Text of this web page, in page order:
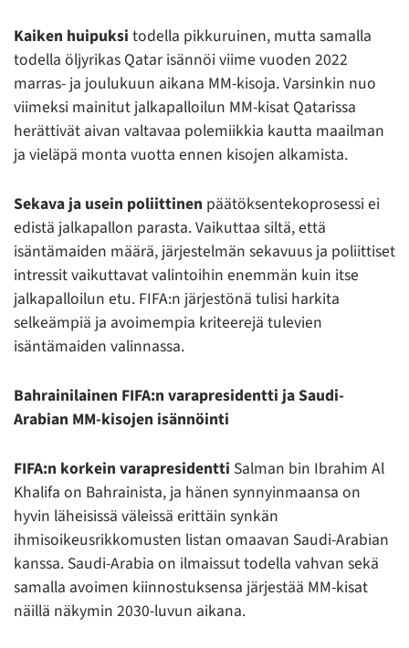
Kaiken huipuksi todella pikkuruinen, mutta samalla
todella öljyrikas Qatar isännöi viime vuoden 2022
marras- ja joulukuun aikana MM-kisoja. Varsinkin nuo
viimeksi mainitut jalkapalloilun MM-kisat Qatarissa
herättivät aivan valtavaa polemiikkia kautta maailman
ja vieläpä monta vuotta ennen kisojen alkamista.
Sekava ja usein poliittinen päätöksentekoprosessi ei
edistä jalkapallon parasta. Vaikuttaa siltä, että
isäntämaiden määrä, järjestelmän sekavuus ja poliittiset
intressit vaikuttavat valintoihin enemmän kuin itse
jalkapalloilun etu. FIFA:n järjestönä tulisi harkita
selkeämpiä ja avoimempia kriteerejä tulevien
isäntämaiden valinnassa.
Bahrainilainen FIFA:n varapresidentti ja Saudi-
Arabian MM-kisojen isännöinti
FIFA:n korkein varapresidentti Salman bin Ibrahim Al
Khalifa on Bahrainista, ja hänen synnyinmaansa on
hyvin läheisissä väleissä erittäin synkän
ihmisoikeusrikkomusten listan omaavan Saudi-Arabian
kanssa. Saudi-Arabia on ilmaissut todella vahvan sekä
samalla avoimen kiinnostuksensa järjestää MM-kisat
näillä näkymin 2030-luvun aikana.